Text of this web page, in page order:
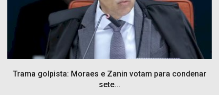
Trama golpista: Moraes e Zanin votam para condenar
sete...